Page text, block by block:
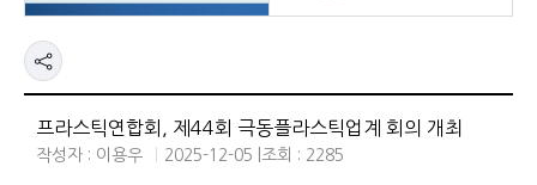
프라스틱연합회, 제44회 극동플라스틱업계 회의 개최
작성자 : 이용우 2025-12-05 | 조회 : 2285